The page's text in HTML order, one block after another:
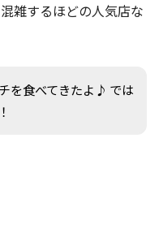
雑するほどの人気店な
を食べてきたよ♪ では